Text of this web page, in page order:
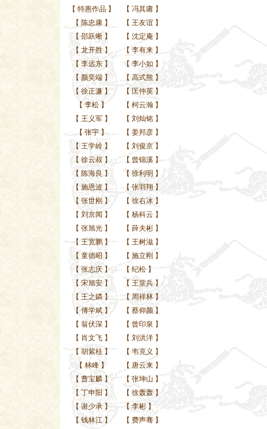
【 特惠作品】 【 冯其庸 】
【 陈忠康】 【 王友谊 】
【 邵跃晰】 【 沈定庵 】
【 龙开胜】 【 李有来 】
【 李远东】 【 李小如 】
【 颜奕端】 【 高式熊 】
【 徐正濂】 【 匡仲英 】
【 李松】 【 柯云瀚 】
【 王义军】 【 刘灿铭 】
【 张宇】 【 姜邦彦 】
【 王学岭】 【 刘俊京 】
【 徐云叔 】 【 曾锦溪 】
【 陈海良 】 【 徐利明 】
【 施恩波】 【 张羽翔 】
【 张世刚 】 【 徐右冰 】
【 刘京闻 】 【 杨科云 】
【 张旭光】 【 薛夫彬 】
【 王宽鹏】 【 王树滋 】
【 童德昭 】 【 施立刚 】
【 张志庆】 【 纪松 】
【 宋旭安】 【 王堂兵 】
【 王之鏻】 【 周祥林 】
【 傅学斌】 【 蔡仰颜 】
【 翁伏深】 【 曾印泉 】
【 肖文飞】 【 刘洪洋 】
【 胡紫桂】 【 韦克义 】
【 林峰】 【 唐云来 】
【 曹宝麟】 【 张坤山 】
【 丁申阳 】 【 徐轰轰 】
【 谢少承】 【 李彬 】
【 钱林江】 【 费声骞 】